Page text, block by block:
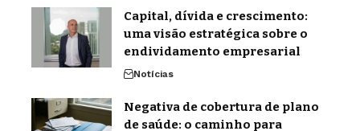
Capital, dívida e crescimento:
uma visão estratégica sobre o
endividamento empresarial
Notícias
Negativa de cobertura de plano
de saúde: o caminho para